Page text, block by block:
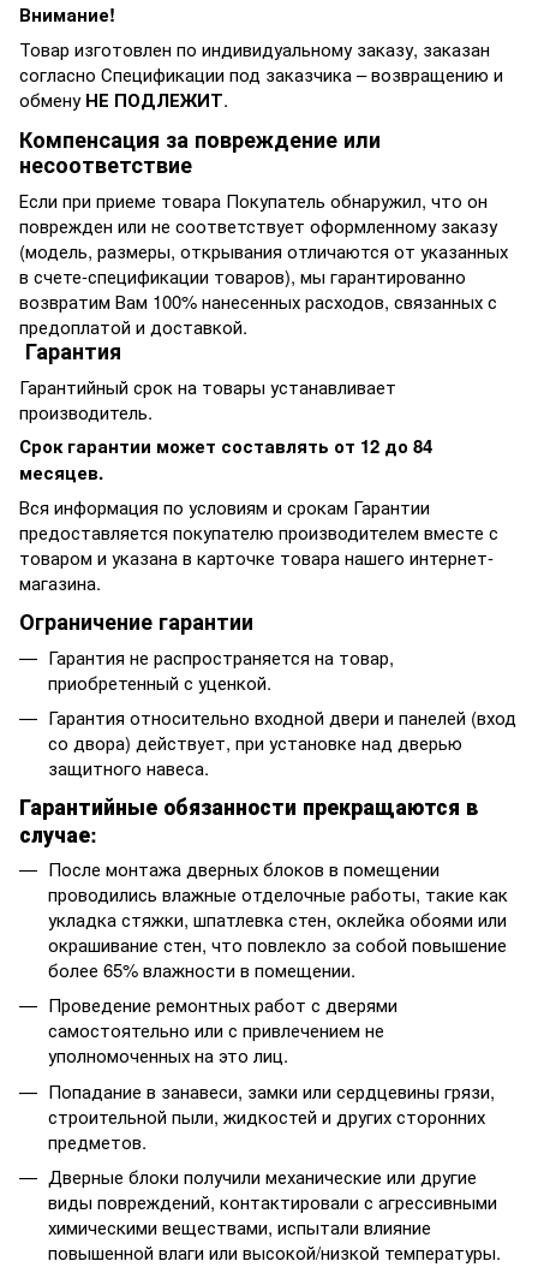
Внимание!
Товар изготовлен по индивидуальному заказу, заказан
согласно Спецификации под заказчика – возвращению и
обменуНЕ ПОДЛЕЖИТ.
Компенсация за повреждение или
несоответствие
Если при приеме товара Покупатель обнаружил, что он
поврежден или не соответствует оформленному заказу
(модель, размеры, открывания отличаются от указанных
в счете-спецификации товаров), мы гарантированно
возвратим Вам 100% нанесенных расходов, связанных с
предоплатой и доставкой.
Гарантия
Гарантийный срок на товары устанавливает
производитель.
Срок гарантии может составлять от 12 до 84
месяцев.
Вся информация по условиям и срокам Гарантии
предоставляется покупателю производителем вместе с
товаром и указана в карточке товара нашего интернет-
магазина.
Ограничение гарантии
Гарантия не распространяется на товар,
приобретенный с уценкой.
Гарантия относительно входной двери и панелей (вход
со двора) действует, при установке над дверью
защитного навеса.
Гарантийные обязанности прекращаются в
случае:
После монтажа дверных блоков в помещении
проводились влажные отделочные работы, такие как
укладка стяжки, шпатлевка стен, оклейка обоями или
окрашивание стен, что повлекло за собой повышение
более 65% влажности в помещении.
Проведение ремонтных работ с дверями
самостоятельно или с привлечением не
уполномоченных на это лиц.
Попадание в занавеси, замки или сердцевины грязи,
строительной пыли, жидкостей и других сторонних
предметов.
Дверные блоки получили механические или другие
виды повреждений, контактировали с агрессивными
химическими веществами, испытали влияние
повышенной влаги или высокой/низкой температуры.